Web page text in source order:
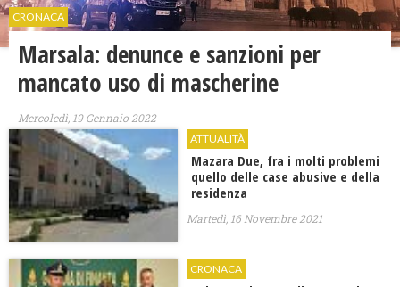
CRONACA
Marsala: denunce e sanzioni per
mancato uso di mascherine
Mercoledì, 19 Gennaio 2022
ATTUALITÀ
Mazara Due, fra i molti problemi
quello delle case abusive e della
residenza
Martedì, 16 Novembre 2021
CRONACA